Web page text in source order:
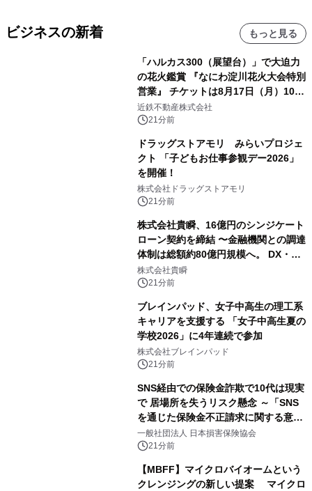
ビジネスの新着 もっと見る
「ハルカス300（展望台）」で大迫力
の花火鑑賞 『なにわ淀川花火大会特別
営業』 チケットは8月17日（月）10時
00分から販売開始！
近鉄不動産株式会社
21分前
ドラッグストアモリ みらいプロジェ
クト 「子どもお仕事参観デー2026」
を開催！
株式会社ドラッグストアモリ
21分前
株式会社貴瞬、16億円のシンジケート
ローン契約を締結 〜金融機関との調達
体制は総額約80億円規模へ。 DX・海
外展開をはじめとした成長投資を加速
～
株式会社貴瞬
21分前
ブレインパッド、女子中高生の理工系
キャリアを支援する 「女子中高生夏の
学校2026」に4年連続で参加
株式会社ブレインパッド
21分前
SNS経由での保険金詐欺で10代は現実
で 居場所を失うリスク懸念 ～「SNS
を通じた保険金不正請求に関する意識
調査」を実施、 認知度の低さも浮き彫
りに～
一般社団法人 日本損害保険協会
21分前
【MBFF】マイクロバイオームという
クレンジングの新しい提案 マイクロ